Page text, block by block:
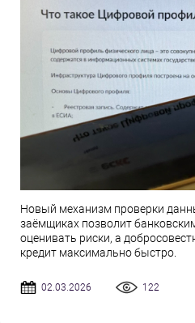
Новый механизм проверки
заёмщиках позволит
оценивать риски, а
кредит максимально быстро.
02.03.2026 122